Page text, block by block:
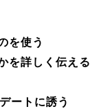
を使う
を詳しく伝える
ートに誘う